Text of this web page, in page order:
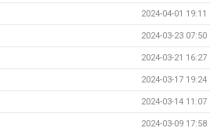
2024-04-01 19:11
2024-03-23 07:50
2024-03-21 16:27
2024-03-17 19:24
2024-03-14 11:07
2024-03-09 17:58